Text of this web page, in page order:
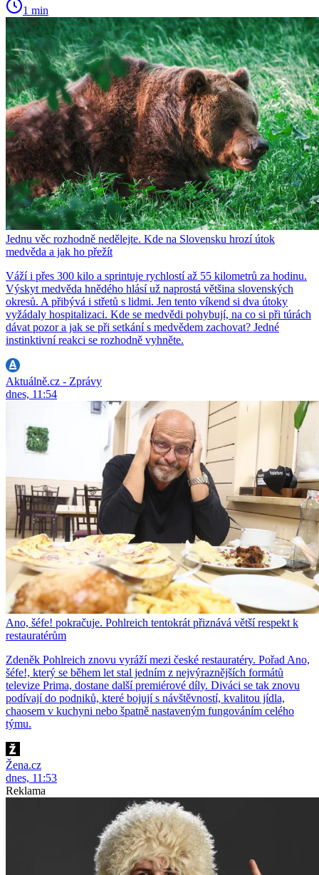
1 min
Jednu věc rozhodně nedělejte. Kde na Slovensku hrozí útok
medvěda a jak ho přežít
Váží i přes 300 kilo a sprintuje rychlostí až 55 kilometrů za hodinu.
Výskyt medvěda hnědého hlásí už naprostá většina slovenských
okresů. A přibývá i střetů s lidmi. Jen tento víkend si dva útoky
vyžádaly hospitalizaci. Kde se medvědi pohybují, na co si při túrách
dávat pozor a jak se při setkání s medvědem zachovat? Jedné
instinktivní reakci se rozhodně vyhněte.
Aktuálně.cz - Zprávy
dnes, 11:54
Ano, šéfe! pokračuje. Pohlreich tentokrát přiznává větší respekt k
restauratérům
Zdeněk Pohlreich znovu vyráží mezi české restauratéry. Pořad Ano,
šéfe!, který se během let stal jedním z nejvýraznějších formátů
televize Prima, dostane další premiérové díly. Diváci se tak znovu
podívají do podniků, které bojují s návštěvností, kvalitou jídla,
chaosem v kuchyni nebo špatně nastaveným fungováním celého
týmu.
Žena.cz
dnes, 11:53
Reklama